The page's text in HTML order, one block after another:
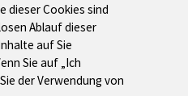
dieser Cookies sind
Ablauf dieser
auf Sie
Sie auf „Ich
der Verwendung von